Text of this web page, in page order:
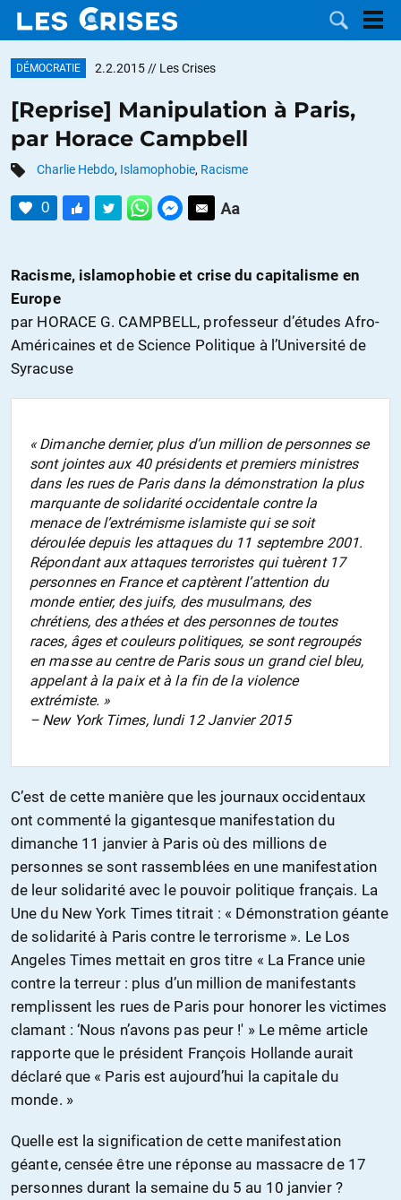
LES
DOSSIERS
CATÉGORIES
CONTACTER
FAIRE UN
DON
DÉMOCRATIE 2.2.2015 // Les Crises
[Reprise] Manipulation à Paris,
par Horace Campbell
Charlie Hebdo, Islamophobie, Racisme
0
Racisme, islamophobie et crise du capitalisme en
Europe
par HORACE G. CAMPBELL, professeur d’études Afro-
Américaines et de Science Politique à l’Université de
Syracuse
« Dimanche dernier, plus d’un million de personnes se
sont jointes aux 40 présidents et premiers ministres
dans les rues de Paris dans la démonstration la plus
marquante de solidarité occidentale contre la
menace de l’extrémisme islamiste qui se soit
déroulée depuis les attaques du 11 septembre 2001.
Répondant aux attaques terroristes qui tuèrent 17
personnes en France et captèrent l’attention du
monde entier, des juifs, des musulmans, des
chrétiens, des athées et des personnes de toutes
races, âges et couleurs politiques, se sont regroupés
en masse au centre de Paris sous un grand ciel bleu,
appelant à la paix et à la fin de la violence
extrémiste. »
– New York Times, lundi 12 Janvier 2015
C’est de cette manière que les journaux occidentaux
ont commenté la gigantesque manifestation du
dimanche 11 janvier à Paris où des millions de
personnes se sont rassemblées en une manifestation
de leur solidarité avec le pouvoir politique français. La
Une du New York Times titrait : « Démonstration géante
de solidarité à Paris contre le terrorisme ». Le Los
Angeles Times mettait en gros titre « La France unie
contre la terreur : plus d’un million de manifestants
remplissent les rues de Paris pour honorer les victimes
clamant : ‘Nous n’avons pas peur !' » Le même article
rapporte que le président François Hollande aurait
déclaré que « Paris est aujourd’hui la capitale du
monde. »
Quelle est la signification de cette manifestation
géante, censée être une réponse au massacre de 17
personnes durant la semaine du 5 au 10 janvier ?